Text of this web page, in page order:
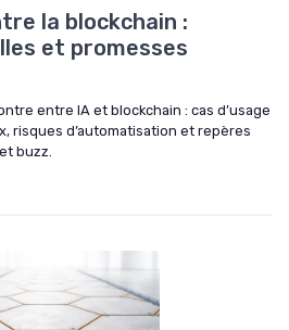
la blockchain :
et promesses
entre IA et blockchain : cas d’usage
risques d’automatisation et repères
buzz.